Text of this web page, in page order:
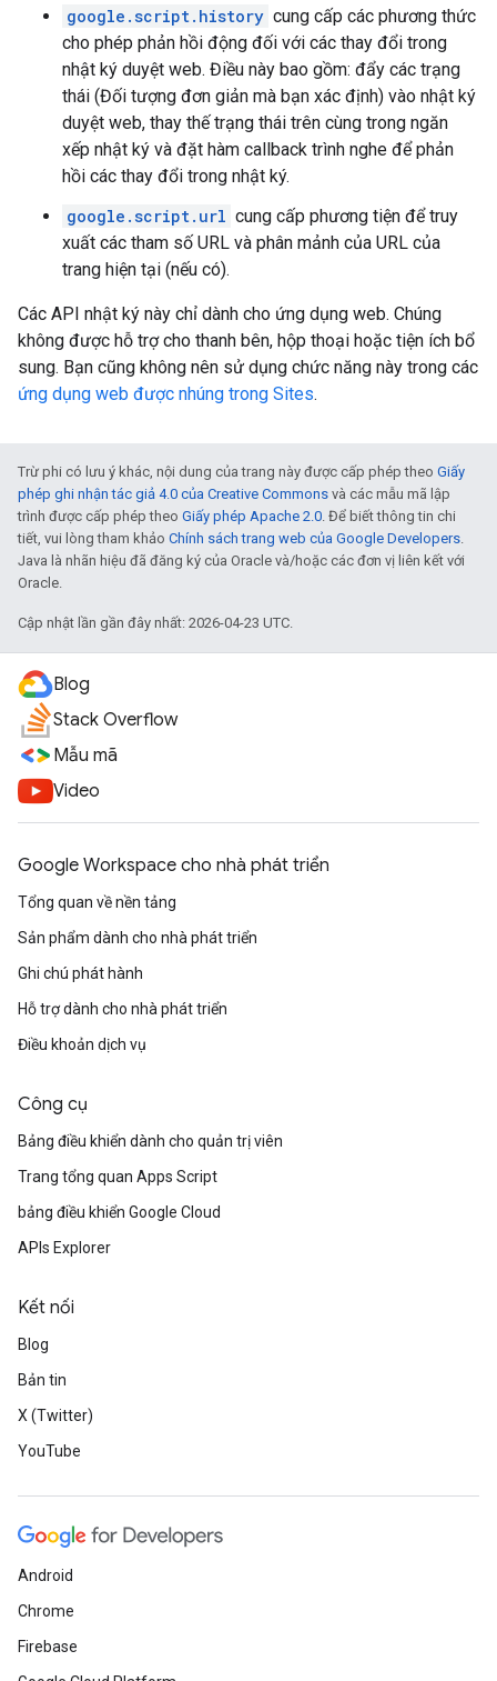
google.script.history cung cấp các phương thức
cho phép phản hồi động đối với các thay đổi trong
nhật ký duyệt web. Điều này bao gồm: đẩy các trạng
thái (Đối tượng đơn giản mà bạn xác định) vào nhật ký
duyệt web, thay thế trạng thái trên cùng trong ngăn
xếp nhật ký và đặt hàm callback trình nghe để phản
hồi các thay đổi trong nhật ký.
google.script.url cung cấp phương tiện để truy
xuất các tham số URL và phân mảnh của URL của
trang hiện tại (nếu có).
Các API nhật ký này chỉ dành cho ứng dụng web. Chúng
không được hỗ trợ cho thanh bên, hộp thoại hoặc tiện ích bổ
sung. Bạn cũng không nên sử dụng chức năng này trong các
ứng dụng web được nhúng trong Sites.
Trừ phi có lưu ý khác, nội dung của trang này được cấp phép theo Giấy
phép ghi nhận tác giả 4.0 của Creative Commons và các mẫu mã lập
trình được cấp phép theo Giấy phép Apache 2.0. Để biết thông tin chi
tiết, vui lòng tham khảo Chính sách trang web của Google Developers.
Java là nhãn hiệu đã đăng ký của Oracle và/hoặc các đơn vị liên kết với
Oracle.
Cập nhật lần gần đây nhất: 2026-04-23 UTC.
Blog
Stack Overflow
Mẫu mã
Video
Google Workspace cho nhà phát triển
Tổng quan về nền tảng
Sản phẩm dành cho nhà phát triển
Ghi chú phát hành
Hỗ trợ dành cho nhà phát triển
Điều khoản dịch vụ
Công cụ
Bảng điều khiển dành cho quản trị viên
Trang tổng quan Apps Script
bảng điều khiển Google Cloud
APIs Explorer
Kết nối
Blog
Bản tin
X (Twitter)
YouTube
Android
Chrome
Firebase